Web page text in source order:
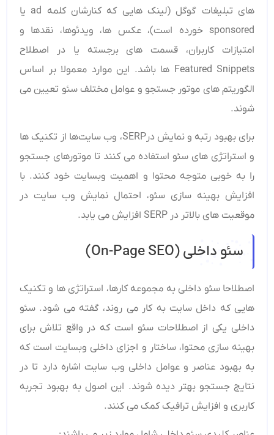
های تبلیغات گوگل (لینک هایی که کنارشان کلمه ad یا
sponsored خورده است)، عکس ها، ویدئوها، نقدها و
امتیازات کاربران، قسمت های برجسته یا در اصطلاح
Featured Snippets ها باشد. این موارد معمولا بر اساس
الگوریتم‌ های موتور جستجو و عوامل مختلف سئو تعیین می
‌شوند.
برای بهبود رتبه و نمایش درSERP، وب سایت‌ها از تکنیک ‌ها
و استراتژی‌ های سئو استفاده می ‌کنند تا موتورهای جستجو
را به خوبی متوجه محتوا و اهمیت وبسایت خود کنند. با
افزایش بهینه‌ سازی سئو، احتمال نمایش وب سایت در
موقعیت‌ های بالاتر در SERP افزایش می ‌یابد.
سئو داخلی (On-Page SEO)
اصطلاحا سئو داخلی به مجموعه کارها، استراتژی ها و تکنیک
هایی که داخل سایت به کار می روند، گفته می شود. سئو
داخلی یکی از اصطلاحات سئو است که در واقع تلاش برای
بهینه ‌سازی محتوا، ساختار و اجزای داخلی وبسایت است که
به بهبود عناصر و عوامل داخلی وب سایت اشاره دارد تا در
نتایج جستجو بهتر دیده شوند. این اصول به بهبود تجربه
کاربری و افزایش ترافیک کمک می ‌کنند.